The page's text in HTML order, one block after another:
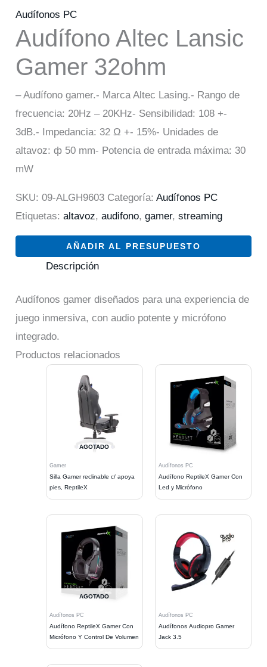
Audífonos PC
Audífono Altec Lansic
Gamer 32ohm
– Audífono gamer.- Marca Altec Lasing.- Rango de
frecuencia: 20Hz – 20KHz- Sensibilidad: 108 +-
3dB.- Impedancia: 32 Ω +- 15%- Unidades de
altavoz: ф 50 mm- Potencia de entrada máxima: 30
mW
SKU:09-ALGH9603 Categoría:Audífonos PC
Etiquetas:altavoz,audifono,gamer,streaming
AÑADIR AL PRESUPUESTO
Descripción
Audífonos gamer diseñados para una experiencia de
juego inmersiva, con audio potente y micrófono
integrado.
Productos relacionados
AGOTADO
Gamer
Silla Gamer reclinable c/ apoya
pies, ReptileX
Audífonos PC
Audífono ReptileX Gamer Con
Led y Micrófono
AGOTADO
Audífonos PC
Audífono ReptileX Gamer Con
Micrófono Y Control De Volumen
Audífonos PC
Audífonos Audiopro Gamer
Jack 3.5